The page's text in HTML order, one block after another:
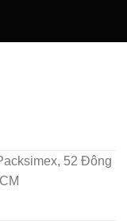
52 Đông